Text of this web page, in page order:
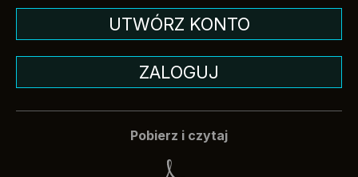
UTWÓRZ KONTO
ZALOGUJ
Pobierz i czytaj